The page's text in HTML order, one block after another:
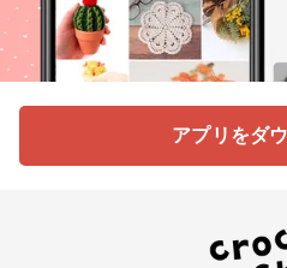
アプリをダ